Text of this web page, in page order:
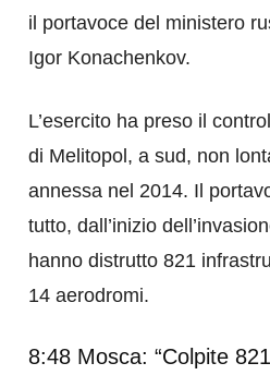
il portavoce del ministero
Igor Konachenkov.
L’esercito ha preso il
di Melitopol, a sud, non
annessa nel 2014. Il
tutto, dall’inizio
hanno distrutto 821
14 aerodromi.
8:48 Mosca: “Colpite